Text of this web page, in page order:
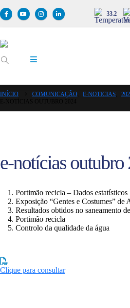
33.2
INÍCIO COMUNICAÇÃO E-NOTICIAS
e-notícias outubro
Portimão recicla – Dados estatísticos
Exposição “Gentes e Costumes” de
Resultados obtidos no saneamento
Portimão recicla
Controlo da qualidade da água
Clique para consultar